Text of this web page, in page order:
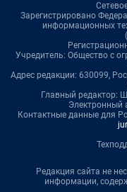
Зарегистрировано
информационных
Учредитель: Общество с
Адрес редакции: 630099,
Главный редактор:
Электронный
Контактные данные для
Редакция сайта не
информации,